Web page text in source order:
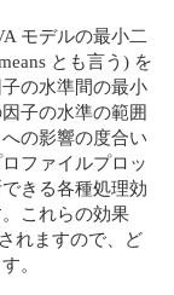
モデルの最小二
とも言う) を
の水準間の最小
子の水準の範囲
の影響の度合い
ファイルプロッ
きる各種処理効
これらの効果
れますので、ど
。